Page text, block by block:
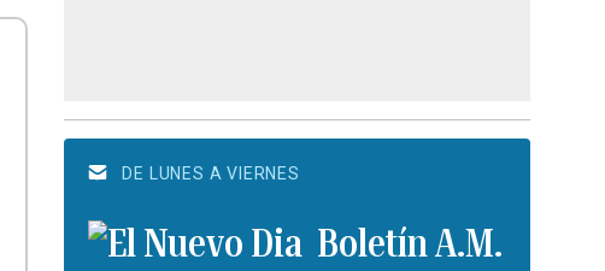
DE LUNES A VIERNES
Boletín A.M.